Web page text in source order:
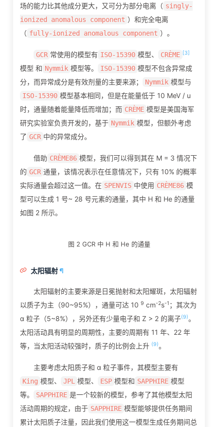
场的能力比其他成分更大，又可分为部分电离（ singly-
ionized anomalous component ）和完全电离
（ fully-ionized anomalous component ）。
GCR 常使用的模型有 ISO-15390 模型、 CRÈME [3]
模型 和 Nymmik 模型等。 ISO-15390 模型不包含异常成
分，而异常成分是有效剂量的主要来源；
Nymmik 模型与
ISO-15390 模型基本相同，但是在能量低于 10 MeV / u
时，通量随着能量降低而增加；而 CRÈME 模型是美国海军
研究实验室负责开发的，基于 Nymmik 模型，但额外考虑
了 GCR 中的异常成分。
借助 CRÈME86 模型，我们可以得到其在 M = 3 情况下
的 GCR 通量，该情况表示在任意情况下，只有 10% 的概率
实际通量会超过这一值。在 SPENVIS 中使用 CRÈME86 模
型可以生成 1 号~ 28 号元素的通量，其中 H 和 He 的通量
如图 2 所示。
图 2 GCR 中 H 和 He 的通量
太阳辐射¶
太阳辐射的主要来源是日冕抛射和太阳耀斑，太阳辐射
以质子为主（90~95%），通量可达 109 cm-2s-1 ；其次为
α 粒子（5~8%），另外还有少量电子和 Z > 2 的离子(9)。
太阳活动具有明显的周期性，主要的周期有 11 年、22 年
等，当太阳活动较强时，质子的比例会上升 (9)。
主要考虑太阳质子和 α 粒子事件，其模型主要有
King 模型、 JPL 模型、 ESP 模型和 SAPPHIRE 模型
等。
SAPPHIRE 是一个较新的模型，参考了其他模型太阳
活动周期的规定，由于 SAPPHIRE 模型能够提供任务期间
累计太阳质子注量，因此我们使用这一模型生成任务期间总